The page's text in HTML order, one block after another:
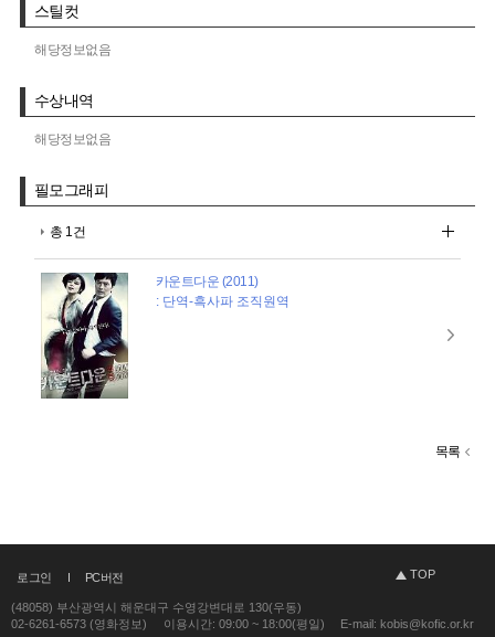
스틸컷
해당정보없음
수상내역
해당정보없음
필모그래피
총 1건
카운트다운 (2011)
: 단역-흑사파 조직원역
목록
로그인 PC버전 TOP
(48058) 부산광역시 해운대구 수영강변대로 130(우동)
02-6261-6573 (영화정보)
이용시간: 09:00 ~ 18:00(평일) E-mail: kobis@kofic.or.kr